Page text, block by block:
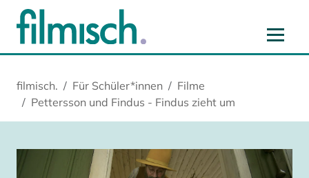
Hauptinhalt springen
Hauptnavigation springen
Cookie-Einstellungen springen
Startseite springen
filmisch. Für Schüler*innen
Filme
Pettersson und Findus - Findus zieht um